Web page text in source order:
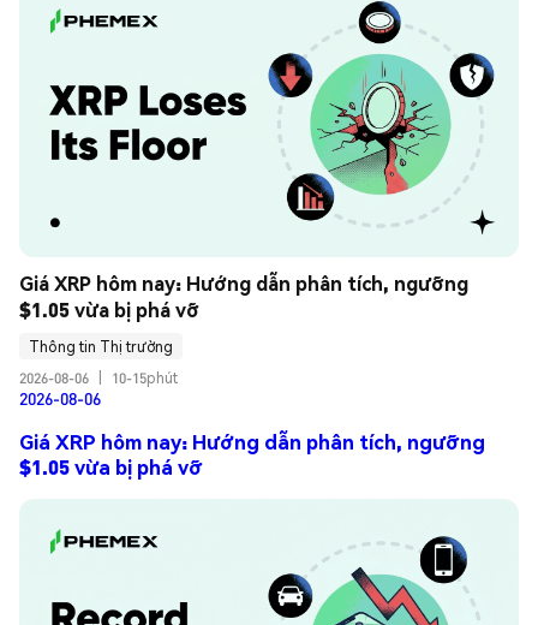
Giá XRP hôm nay: Hướng dẫn phân tích, ngưỡng
$1.05 vừa bị phá vỡ
Thông tin Thị trường
2026-08-06
10-15phút
2026-08-06
Giá XRP hôm nay: Hướng dẫn phân tích, ngưỡng
$1.05 vừa bị phá vỡ